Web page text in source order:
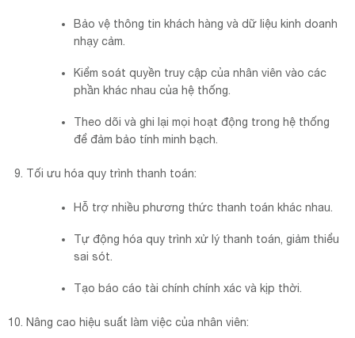
Bảo vệ thông tin khách hàng và dữ liệu kinh doanh
nhạy cảm.
Kiểm soát quyền truy cập của nhân viên vào các
phần khác nhau của hệ thống.
Theo dõi và ghi lại mọi hoạt động trong hệ thống
để đảm bảo tính minh bạch.
Tối ưu hóa quy trình thanh toán:
Hỗ trợ nhiều phương thức thanh toán khác nhau.
Tự động hóa quy trình xử lý thanh toán, giảm thiểu
sai sót.
Tạo báo cáo tài chính chính xác và kịp thời.
Nâng cao hiệu suất làm việc của nhân viên: